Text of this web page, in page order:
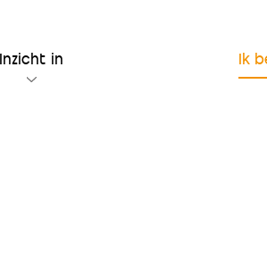
Inzicht in Ik